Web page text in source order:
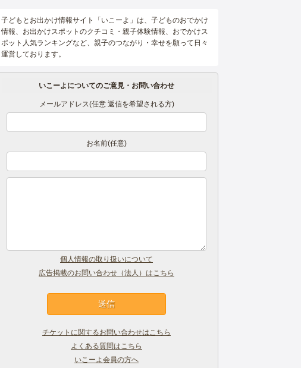
子どもとお出かけ情報サイト「いこーよ」は、子どものおでかけ
情報、お出かけスポットのクチコミ・親子体験情報、おでかけス
ポット人気ランキングなど、親子のつながり・幸せを願って日々
運営しております。
いこーよについてのご意見・お問い合わせ
メールアドレス(任意 返信を希望される方)
お名前(任意)
個人情報の取り扱いについて
広告掲載のお問い合わせ（法人）はこちら
チケットに関するお問い合わせはこちら
よくある質問はこちら
いこーよ会員の方へ